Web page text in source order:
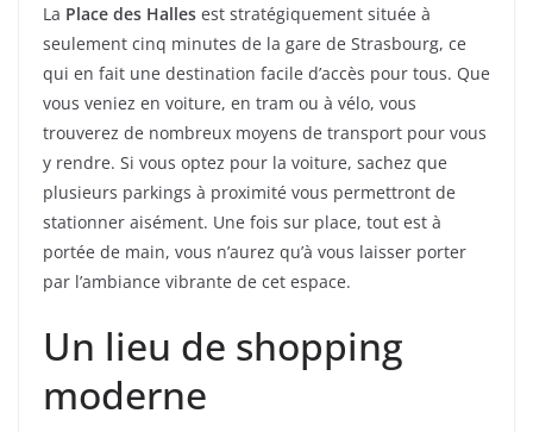
La Place des Halles est stratégiquement située à
seulement cinq minutes de la gare de Strasbourg, ce
qui en fait une destination facile d’accès pour tous. Que
vous veniez en voiture, en tram ou à vélo, vous
trouverez de nombreux moyens de transport pour vous
y rendre. Si vous optez pour la voiture, sachez que
plusieurs parkings à proximité vous permettront de
stationner aisément. Une fois sur place, tout est à
portée de main, vous n’aurez qu’à vous laisser porter
par l’ambiance vibrante de cet espace.
Un lieu de shopping
moderne